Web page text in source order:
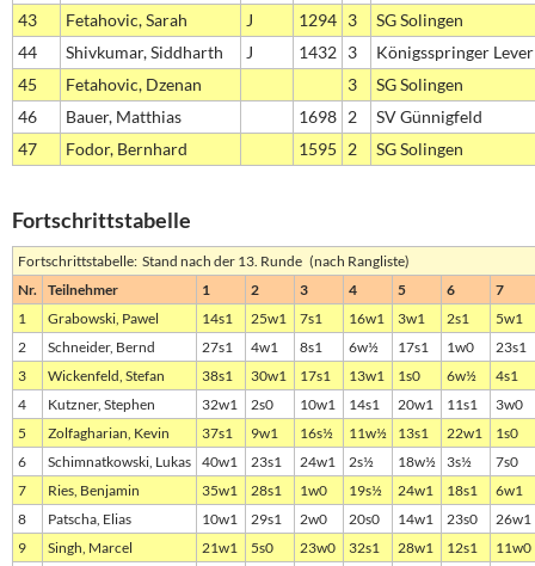
43
Fetahovic, Sarah J 1294 3
SG Solingen
44
Shivkumar, Siddharth J 1432 3
Königsspringer
45
Fetahovic, Dzenan 3
SG Solingen
46
Bauer, Matthias 1698 2
SV Günnigfeld
47
Fodor, Bernhard 1595 2 SG Solingen
Fortschrittstabelle
Fortschrittstabelle: Stand nach der 13. Runde (nach Rangliste)
Nr. Teilnehmer 1 2 3 4 5 6
7
1
Grabowski, Pawel 14s1 25w1 7s1 16w1 3w1 2s1
5w1
2
Schneider, Bernd 27s1 4w1 8s1 6w½ 17s1 1w0
23s1
3
Wickenfeld, Stefan 38s1 30w1 17s1 13w1 1s0 6w½
4s1
4
Kutzner, Stephen 32w1 2s0 10w1 14s1 20w1 11s1
3w0
5
Zolfagharian, Kevin 37s1 9w1 16s½ 11w½ 13s1 22w1
1s0
6
Schimnatkowski, Lukas 40w1 23s1 24w1 2s½ 18w½ 3s½
7s0
7
Ries, Benjamin 35w1 28s1 1w0 19s½ 24w1 18s1
6w1
8
Patscha, Elias 10w1 29s1 2w0 20s0 14w1 23s0
26w1
9
Singh, Marcel 21w1 5s0 23w0 32s1 28w1 12s1
11w0